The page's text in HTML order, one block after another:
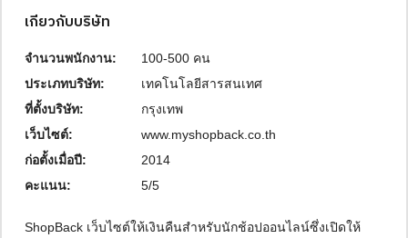
เกี่ยวกับบริษัท
จำนวนพนักงาน:
100-500 คน
ประเภทบริษัท:
เทคโนโลยีสารสนเทศ
ที่ตั้งบริษัท:
กรุงเทพ
เว็บไซต์:
www.myshopback.co.th
ก่อตั้งเมื่อปี:
2014
คะแนน:
5/5
ShopBack เว็บไซต์ให้เงินคืนสำหรับนักช้อปออนไลน์ซึ่งเปิดให้